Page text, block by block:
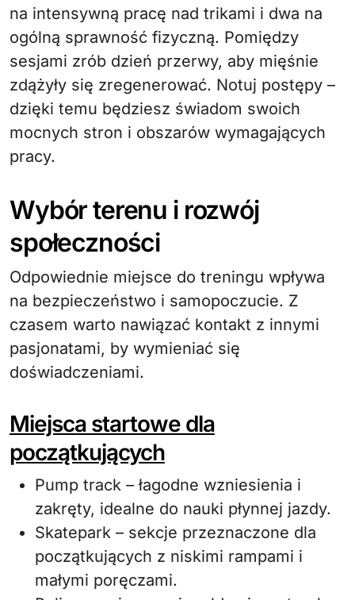
na intensywną pracę nad trikami i dwa na
ogólną sprawność fizyczną. Pomiędzy
sesjami zrób dzień przerwy, aby mięśnie
zdążyły się zregenerować. Notuj postępy –
dzięki temu będziesz świadom swoich
mocnych stron i obszarów wymagających
pracy.
Wybór terenu i rozwój
społeczności
Odpowiednie miejsce do treningu wpływa
na bezpieczeństwo i samopoczucie. Z
czasem warto nawiązać kontakt z innymi
pasjonatami, by wymieniać się
doświadczeniami.
Miejsca startowe dla
początkujących
Pump track – łagodne wzniesienia i
zakręty, idealne do nauki płynnej jazdy.
Skatepark – sekcje przeznaczone dla
początkujących z niskimi rampami i
małymi poręczami.